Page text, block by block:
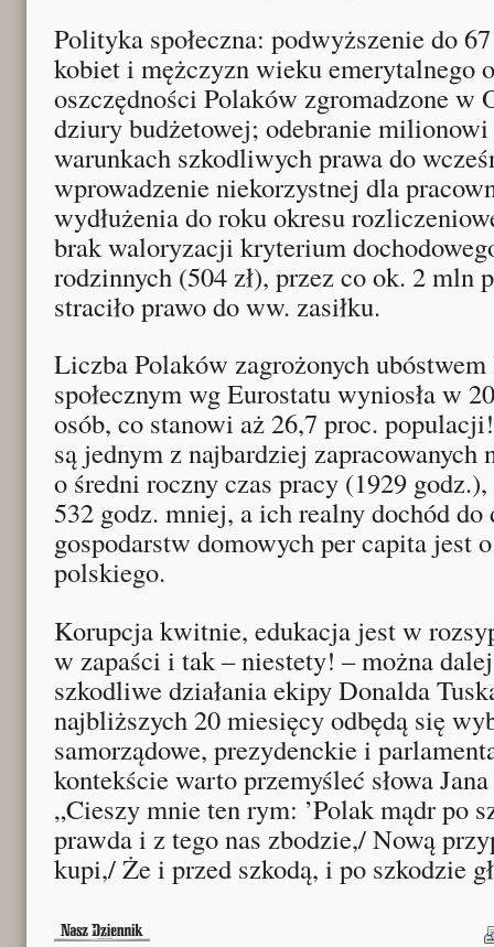
Polityka społeczna: podwyższenie do
kobiet i mężczyzn wieku emerytalnego
oszczędności Polaków zgromadzone w
dziury budżetowej; odebranie
warunkach szkodliwych prawa do
wprowadzenie niekorzystnej dla
wydłużenia do roku okresu
brak waloryzacji kryterium
rodzinnych (504 zł), przez co ok. 2 mln
straciło prawo do ww. zasiłku.
Liczba Polaków zagrożonych
społecznym wg Eurostatu wyniosła w
osób, co stanowi aż 26,7 proc.
są jednym z najbardziej
o średni roczny czas pracy (1929
532 godz. mniej, a ich realny dochód
gospodarstw domowych per capita jest
polskiego.
Korupcja kwitnie, edukacja jest w
w zapaści i tak – niestety! – można
szkodliwe działania ekipy Donalda
najbliższych 20 miesięcy odbędą się
samorządowe, prezydenckie i
kontekście warto przemyśleć słowa
„Cieszy mnie ten rym: ’Polak mądr po
prawda i z tego nas zbodzie,/ Nową
kupi,/ Że i przed szkodą, i po szkodzie